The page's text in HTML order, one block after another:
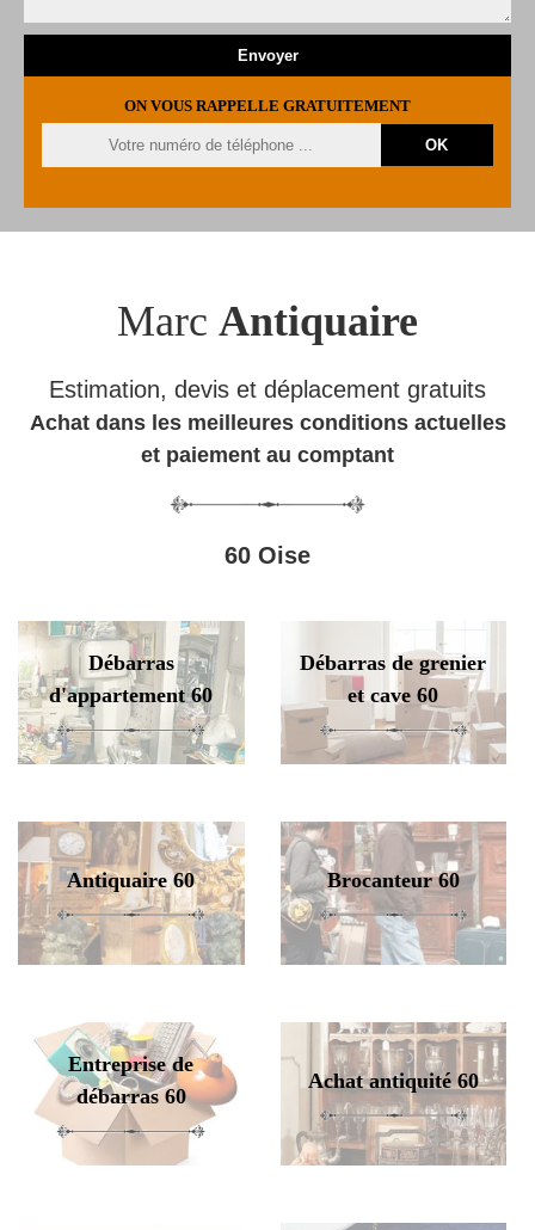
ON VOUS RAPPELLE GRATUITEMENT
Marc Antiquaire
Estimation, devis et déplacement gratuits
Achat dans les meilleures conditions actuelles
et paiement au comptant
60 Oise
Débarras
d'appartement 60
Débarras de grenier
et cave 60
Antiquaire 60 Brocanteur 60
Entreprise de
débarras 60
Achat antiquité 60